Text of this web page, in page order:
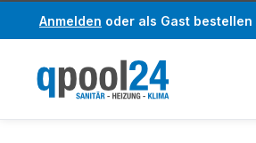
Hauptinhalt springen
Zur Suche springen
Anmelden oder als Gast bestellen